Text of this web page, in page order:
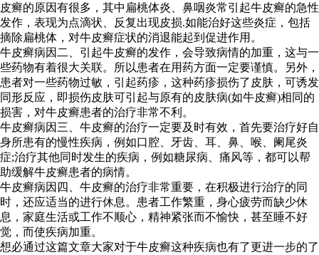
皮癣的原因有很多，其中扁桃体炎、鼻咽炎常引起牛皮癣的急性
发作，表现为点滴状、反复出现皮损.如能治好这些炎症，包括
摘除扁桃体，对牛皮癣症状的消退能起到促进作用。
牛皮癣病因二、引起牛皮癣的发作，会导致病情的加重，这与一
些药物有着很大关联。所以患者在用药方面一定要谨慎。另外，
患者对一些药物过敏，引起药疹，这种药疹损伤了皮肤，可诱发
同形反应，即损伤皮肤可引起与原有的皮肤病(如牛皮癣)相同的
损害，对牛皮癣患者的治疗非常不利。
牛皮癣病因三、牛皮癣的治疗一定要及时有效，首先要治疗好自
身所患有的慢性疾病，例如口腔、牙齿、耳、鼻、喉、阑尾炎
症;治疗其他同时发生的疾病，例如糖尿病、痛风等，都可以帮
助缓解牛皮癣患者的病情。
牛皮癣病因四、牛皮癣的治疗非常重要，在积极进行治疗的同
时，还应适当的进行休息。患者工作繁重，身心疲劳而缺少休
息，家庭生活或工作不顺心，精神紧张而不愉快，甚至睡不好
觉，而使疾病加重。
想必通过这篇文章大家对于牛皮癣这种疾病也有了更进一步的了